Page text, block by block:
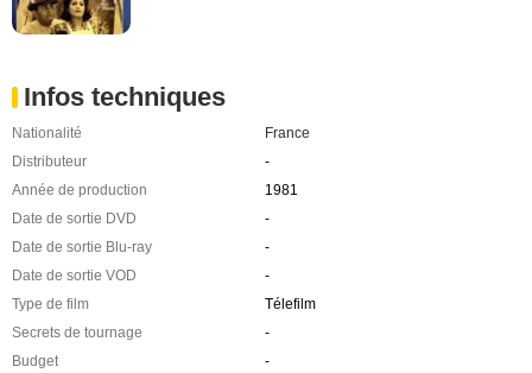
Infos techniques
Nationalité
France
Distributeur
-
Année de production
1981
Date de sortie DVD
-
Date de sortie Blu-ray
-
Date de sortie VOD
-
Type de film
Télefilm
Secrets de tournage
-
Budget
-